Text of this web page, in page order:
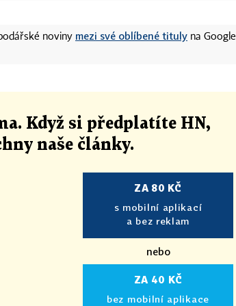
noviny mezi své oblíbené tituly na Google
Když si předplatíte HN,
naše články.
ZA 80 KČ
s mobilní aplikací
a bez reklam
nebo
ZA 40 KČ
bez mobilní aplikace